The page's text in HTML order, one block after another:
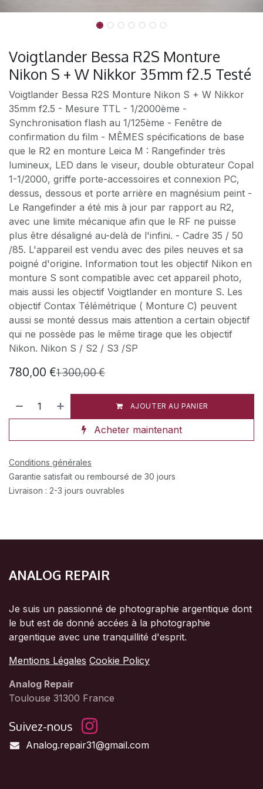
Voigtlander Bessa R2S Monture
Nikon S + W Nikkor 35mm f2.5 Testé
Voigtlander Bessa R2S Monture Nikon S + W Nikkor
35mm f2.5 - Mesure TTL - 1/2000ème -
Synchronisation flash au 1/125ème - Fenêtre de
confirmation du film - MÊMES spécifications de base
que le R2 en monture Leica M : Rangefinder très
lumineux, LED dans le viseur, double obturateur Copal
1-1/2000, griffe porte-accessoires et connexion PC,
dessus, dessous et porte arrière en magnésium peint -
Le Rangefinder a été mis à jour par rapport au R2,
avec une limite mécanique afin que le RF ne puisse
plus être désaligné au-delà de l'infini. - Cadre 35 / 50
/85. L'appareil est vendu avec des piles neuves et sa
poigné d'origine. Information tout les objectif Nikon en
monture S sont compatible avec cet appareil photo,
mais aussi les objectif Voigtlander en monture S. Les
objectif Contax Télémétrique ( Monture C) peuvent
aussi se monté dessus mais attention a certain objectif
qui ne possède pas le même tirage que les objectif
Nikon. Nikon S / S2 / S3 /SP
780,00 €1 300,00€
AJOUTER AU PANIER
Acheter maintenant
Conditions générales
Garantie satisfait ou remboursé de 30 jours
Livraison : 2-3 jours ouvrables
ANALOG REPAIR
Je suis un passionné de photographie argentique dont
le but est de donné accées à la photographie
argentique avec une tranquillité d'esprit.
Mentions Légales Cookie Policy
Analog Repair
Toulouse 31300 France
Suivez-nous
Analog.repair31@gmail.com